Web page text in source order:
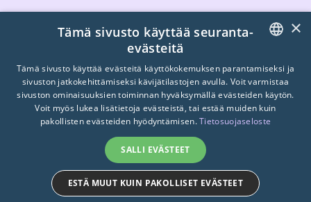
Laskutustiedot
Tietosuojaseloste
Turvallisemman tilan periaatteet
© 2026 STTK. Made with ❤ byAvoin.Systems
FINNISH
SWEDISH
×
Tämä sivusto käyttää seuranta-
evästeitä
Tämä sivusto käyttää evästeitä käyttökokemuksen parantamiseksi ja
sivuston jatkokehittämiseksi kävijätilastojen avulla. Voit varmistaa
sivuston ominaisuuksien toiminnan hyväksymällä evästeiden käytön.
Voit myös lukea lisätietoja evästeistä, tai estää muiden kuin
pakollisten evästeiden hyödyntämisen.Tietosuojaseloste
SALLI EVÄSTEET
ESTÄ MUUT KUIN PAKOLLISET EVÄSTEET